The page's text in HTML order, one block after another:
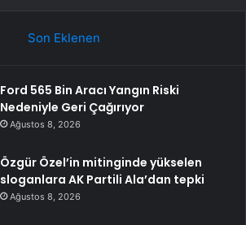
Son Eklenen
Ford 565 Bin Aracı Yangın Riski
Nedeniyle Geri Çağırıyor
Ağustos 8, 2026
Özgür Özel’in mitinginde yükselen
sloganlara AK Partili Ala’dan tepki
Ağustos 8, 2026